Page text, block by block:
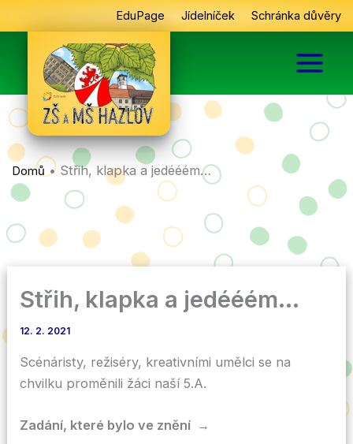
na
EduPage Jídelníček Schránka důvěry
Domů • Střih, klapka a jedééém…
Střih, klapka a jedééém…
12. 2. 2021
Scénáristy, režiséry, kreativními umělci se na
chvilku proměnili žáci naší 5.A.
Zadání, které bylo ve znění →